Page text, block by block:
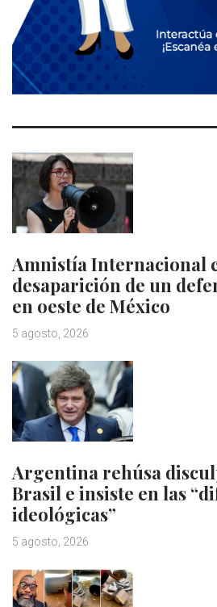
Amnistía Internacional
desaparición de un
en oeste de México
5 agosto, 2026
Argentina rehúsa
Brasil e insiste en las
ideológicas”
5 agosto, 2026